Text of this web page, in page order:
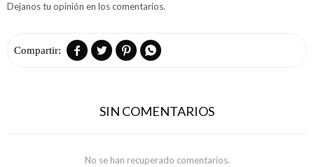
Dejanos tu opinión en los comentarios.
   
SIN COMENTARIOS
No se han recuperado comentarios.